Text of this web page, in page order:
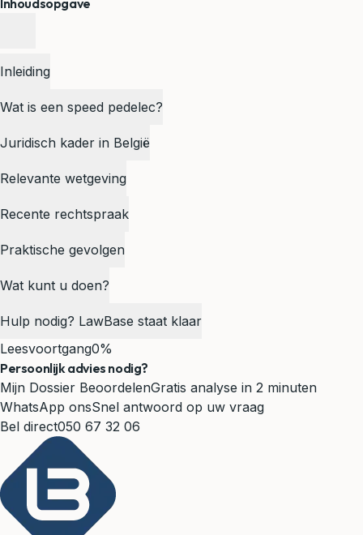
Inleiding
Wat is een speed pedelec?
Juridisch kader in België
Relevante wetgeving
Recente rechtspraak
Praktische gevolgen
Wat kunt u doen?
Hulp nodig? LawBase staat klaar
Leesvoortgang0%
Persoonlijk advies nodig?
Mijn Dossier BeoordelenGratis analyse in 2 minuten
WhatsApp onsSnel antwoord op uw vraag
Bel direct050 67 32 06